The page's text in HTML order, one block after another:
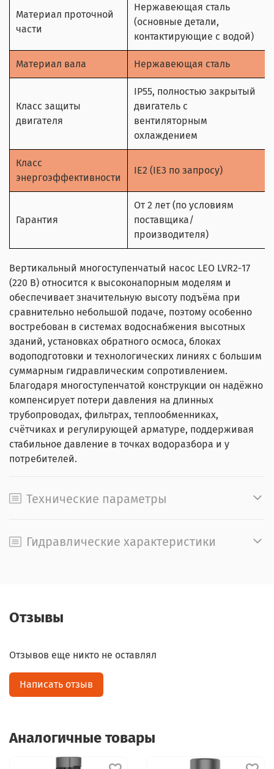
Материал проточной
части
Нержавеющая сталь
(основные детали,
контактирующие с водой)
Материал вала Нержавеющая сталь
Класс защиты
двигателя
IP55, полностью закрытый
двигатель с
вентиляторным
охлаждением
Класс
энергоэффективности
IE2 (IE3 по запросу)
Гарантия
От 2 лет (по условиям
поставщика/
производителя)
Вертикальный многоступенчатый насос LEO LVR2‑17
(220 В) относится к высоконапорным моделям и
обеспечивает значительную высоту подъёма при
сравнительно небольшой подаче, поэтому особенно
востребован в системах водоснабжения высотных
зданий, установках обратного осмоса, блоках
водоподготовки и технологических линиях с большим
суммарным гидравлическим сопротивлением.
Благодаря многоступенчатой конструкции он надёжно
компенсирует потери давления на длинных
трубопроводах, фильтрах, теплообменниках,
счётчиках и регулирующей арматуре, поддерживая
стабильное давление в точках водоразбора и у
потребителей.
Технические параметры
Гидравлические характеристики
Отзывы
Отзывов еще никто не оставлял
Написать отзыв
Аналогичные товары